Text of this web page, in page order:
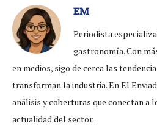
EM
Periodista
gastronomía. Con
en medios, sigo de cerca las
transforman la industria. En El
análisis y coberturas que conectan a
actualidad del sector.